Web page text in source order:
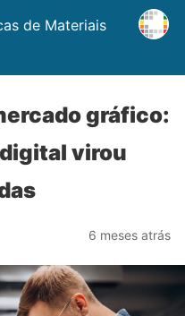
de Materiais
gráfico:
virou
6 meses atrás